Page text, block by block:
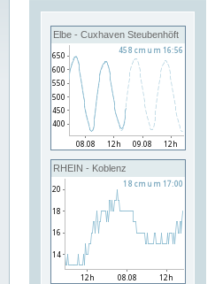
Elbe - Cuxhaven Steubenhöft
RHEIN - Koblenz